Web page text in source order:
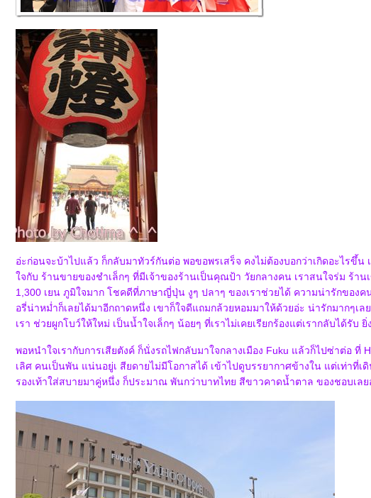
อ่ะก่อนจะบ้าไปแล้ว ก็กลับมาทัวร์กันต่อ พอขอพรเสร็จ คงไม่ต้องบอกว่าเกิดอะไรขึ้น
จกับ ร้านขายของชำเล็กๆ ที่มีเจ้าของร้านเป็นคุณป้า วัยกลางคน เราสนใจร่ม ร้า
1,300 เยน ภูมิใจมาก โชคดีที่ภาษาญี่ปุ่น งูๆ ปลาๆ ของเราช่วยได้ ความน่ารักของค
อรี่น่าหม่ำก็เลยได้มาอีกถาดหนึ่ง เขาก็ใจดีแถมกล้วยหอมมาให้ด้วยอ่ะ น่ารักมากๆเ
เรา ช่วยผูกโบว์ให้ใหม่ เป็นน้ำใจเล็กๆ น้อยๆ ที่เราไม่เคยเรียกร้องแต่เรากลับได้รั
พอหนำใจเรากับการเสียตังค์ ก็นั่งรถไฟกลับมาใจกลางเมือง Fuku แล้วก็ไปซ่าต่อ
เลิศ คนเป็นพัน แน่นอยู่เ สียดายไม่มีโอกาสได้ เข้าไปดูบรรยากาศข้างใน แต่เท่าที่
รองเท้าใส่สบายมาคู่หนึ่ง ก็ประมาณ พันกว่าบาทไทย สีขาวคาดน้ำตาล ของชอบเลยอ่